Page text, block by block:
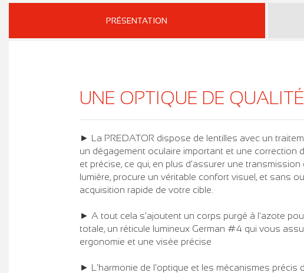
PRÉSENTATION
UNE OPTIQUE DE
► La PREDATOR dispose de lentilles avec un
un dégagement oculaire important et une correction
et précise, ce qui, en plus d'assurer une transmission
lumière, procure un véritable confort visuel, et sans
acquisition rapide de votre cible.
► A tout cela s'ajoutent un corps purgé à l'azote
totale, un réticule lumineux German #4 qui vous
ergonomie et une visée précise
► L'harmonie de l'optique et les mécanismes précis